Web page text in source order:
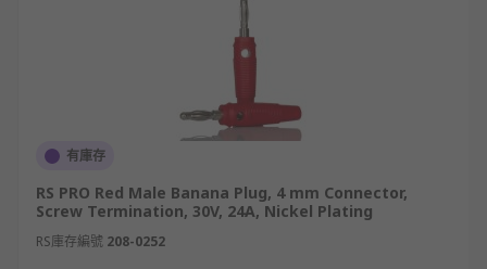
有庫存
RS PRO Red Male Banana Plug, 4 mm Connector,
Screw Termination, 30V, 24A, Nickel Plating
RS庫存編號 208-0252